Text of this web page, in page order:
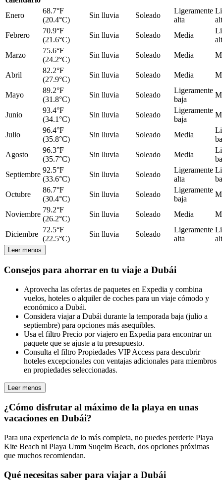
Enero
68.7°F
(20.4°C)
Sin lluvia Soleado
Ligeramente
alta
Febrero
70.9°F
(21.6°C)
Sin lluvia Soleado Media
Marzo
75.6°F
(24.2°C)
Sin lluvia Soleado Media
Abril
82.2°F
(27.9°C)
Sin lluvia Soleado Media
Mayo
89.2°F
(31.8°C)
Sin lluvia Soleado
Ligeramente
baja
Junio
93.4°F
(34.1°C)
Sin lluvia Soleado
Ligeramente
baja
Julio
96.4°F
(35.8°C)
Sin lluvia Soleado Media
Agosto
96.3°F
(35.7°C)
Sin lluvia Soleado Media
Septiembre
92.5°F
(33.6°C)
Sin lluvia Soleado
Ligeramente
alta
Octubre
86.7°F
(30.4°C)
Sin lluvia Soleado
Ligeramente
baja
Noviembre
79.2°F
(26.2°C)
Sin lluvia Soleado Media
Diciembre
72.5°F
(22.5°C)
Sin lluvia Soleado
Ligeramente
alta
Leer menos
Consejos para ahorrar en tu viaje a Dubái
Aprovecha las ofertas de paquetes en Expedia y combina
vuelos, hoteles o alquiler de coches para un viaje cómodo y
económico a Dubái.
Considera viajar a Dubái durante la temporada baja (julio a
septiembre) para opciones más asequibles.
Usa el filtro Precio por viajero en Expedia para encontrar un
paquete que se ajuste a tu presupuesto.
Consulta el filtro Propiedades VIP Access para descubrir
hoteles excepcionales con ventajas adicionales para miembros
en propiedades seleccionadas.
Leer menos
¿Cómo disfrutar al máximo de la playa en unas
vacaciones en Dubái?
Para una experiencia de lo más completa, no puedes perderte Playa
Kite Beach ni Playa Umm Suqeim Beach, dos opciones próximas
que muchos recomiendan.
Qué necesitas saber para viajar a Dubái